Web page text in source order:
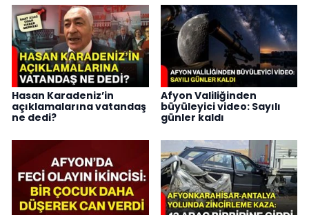
Hasan Karadeniz’in
açıklamalarına vatandaş
ne dedi?
Afyon Valiliğinden
büyüleyici video: Sayılı
günler kaldı